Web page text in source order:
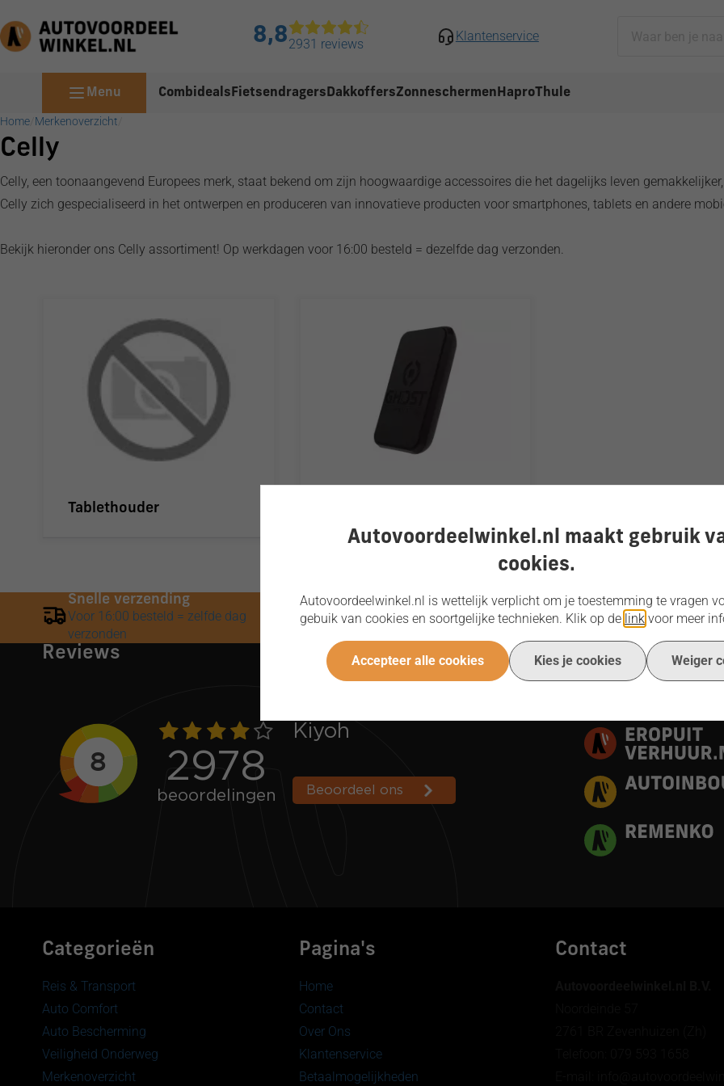
8,82931 reviews
Klantenservice
Menu Combideals Fietsendragers DakkoffersZonneschermen HaproThule
Home Merkenoverzicht
Celly
Celly, een toonaangevend Europees merk, staat bekend om zijn hoogwaardige accessoires die het dagelijks leven
Celly zich gespecialiseerd in het ontwerpen en produceren van innovatieve producten voor smartphones, tablets en andere
Bekijk hieronder ons Celly assortiment! Op werkdagen voor 16:00 besteld = dezelfde dag verzonden.
Tablethouder
Snelle verzending
Voor 16:00 besteld = zelfde dag
verzonden
Laagste prijs garantie
Gegarandeerd de beste prijs
Al 18 jaar alles voor
Officiële dealer van
Reviews Onze andere
Categorieën
Reis & Transport
Auto Comfort
Auto Bescherming
Veiligheid Onderweg
Merkenoverzicht
Pagina's
Home
Contact
Over Ons
Klantenservice
Betaalmogelijkheden
Contact
Autovoordeelwinkel.nl maakt gebruik
cookies.
Autovoordeelwinkel.nl is wettelijk verplicht om je toestemming te vragen
gebuik van cookies en soortgelijke technieken. Klik op de link voor meer
Accepteer alle cookies Kies je cookies Weiger